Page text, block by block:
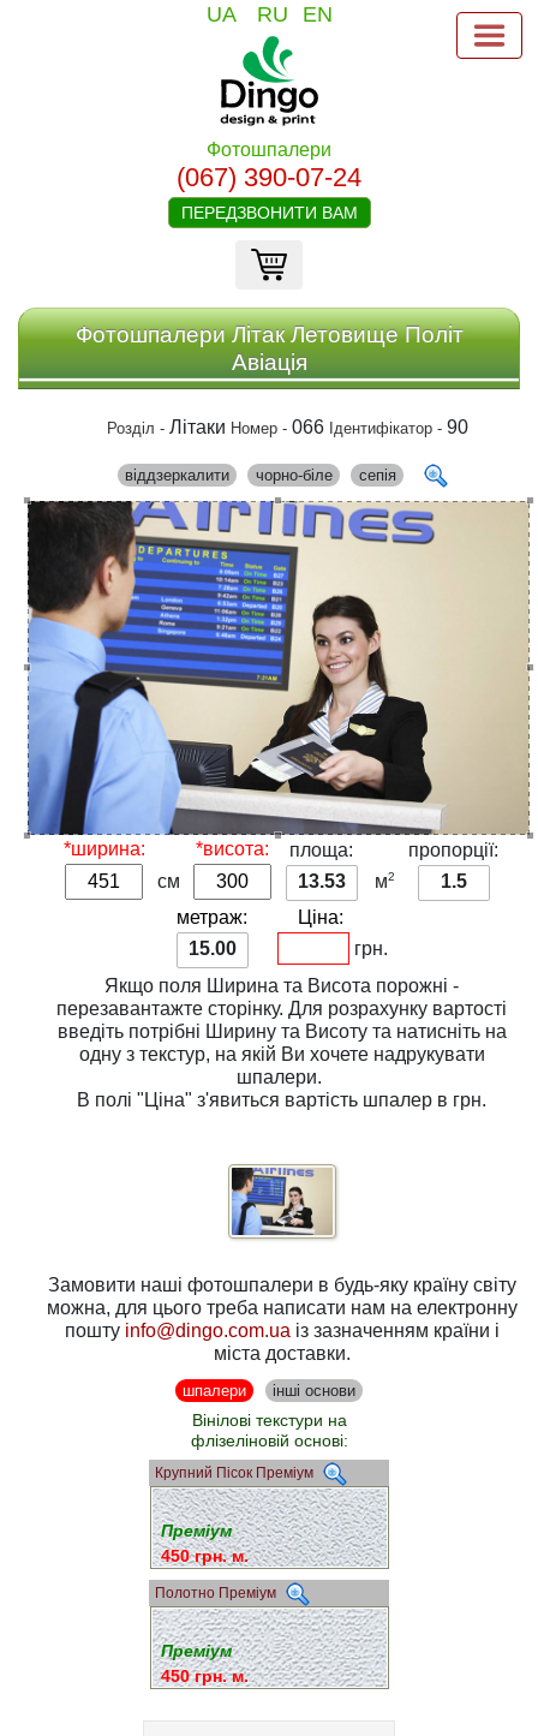
UA RU EN
Фотошпалери
(067) 390-07-24
ПЕРЕДЗВОНИТИ ВАМ
Фотошпалери Літак Летовище Політ
Авіація
Розділ -Літаки Номер -066 Ідентифікатор -90
віддзеркалити чорно-біле сепія
*ширина:
см
*висота:
площа:
13.53
м2
пропорції:
1.5
метраж:
15.00
Ціна:
грн.
Якщо поля Ширина та Висота порожні -
перезавантажте сторінку. Для розрахунку вартості
введіть потрібні Ширинута Висотута натисніть на
одну з текстур, на якій Ви хочете надрукувати
шпалери.
В полі"Ціна" з'явиться вартість шпалер в грн.
Замовити наші фотошпалери в будь-яку країну світу
можна, для цього треба написати нам на електронну
пошту info@dingo.com.ua із зазначенням країни і
міста доставки.
шпалери інші основи
Вінілові текстури на
флізеліновій основі:
Крупний Пісок Преміум
Преміум
450 грн. м.
Полотно Преміум
Преміум
450 грн. м.